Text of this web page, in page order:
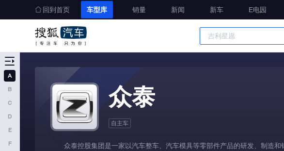
回到首页 车型库 销量 新闻 新车 E电园
众泰
自主车
众泰控股集团是一家以汽车整车、汽车模具等零部件产品的研发、制造和
A
B
C
D
E
F
埃安